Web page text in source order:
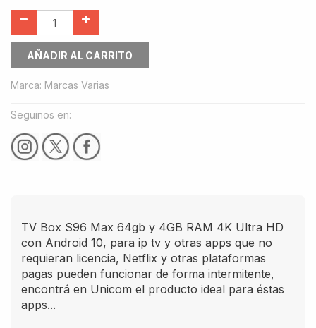
AÑADIR AL CARRITO
Marca: Marcas Varias
Seguinos en:
TV Box S96 Max 64gb y 4GB RAM 4K Ultra HD
con Android 10, para ip tv y otras apps que no
requieran licencia, Netflix y otras plataformas
pagas pueden funcionar de forma intermitente,
encontrá en Unicom el producto ideal para éstas
apps...